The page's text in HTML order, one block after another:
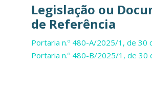
Legislação ou
de Referência
Portaria n.º 480-A/2025/1, de 30
Portaria n.º 480-B/2025/1, de 30